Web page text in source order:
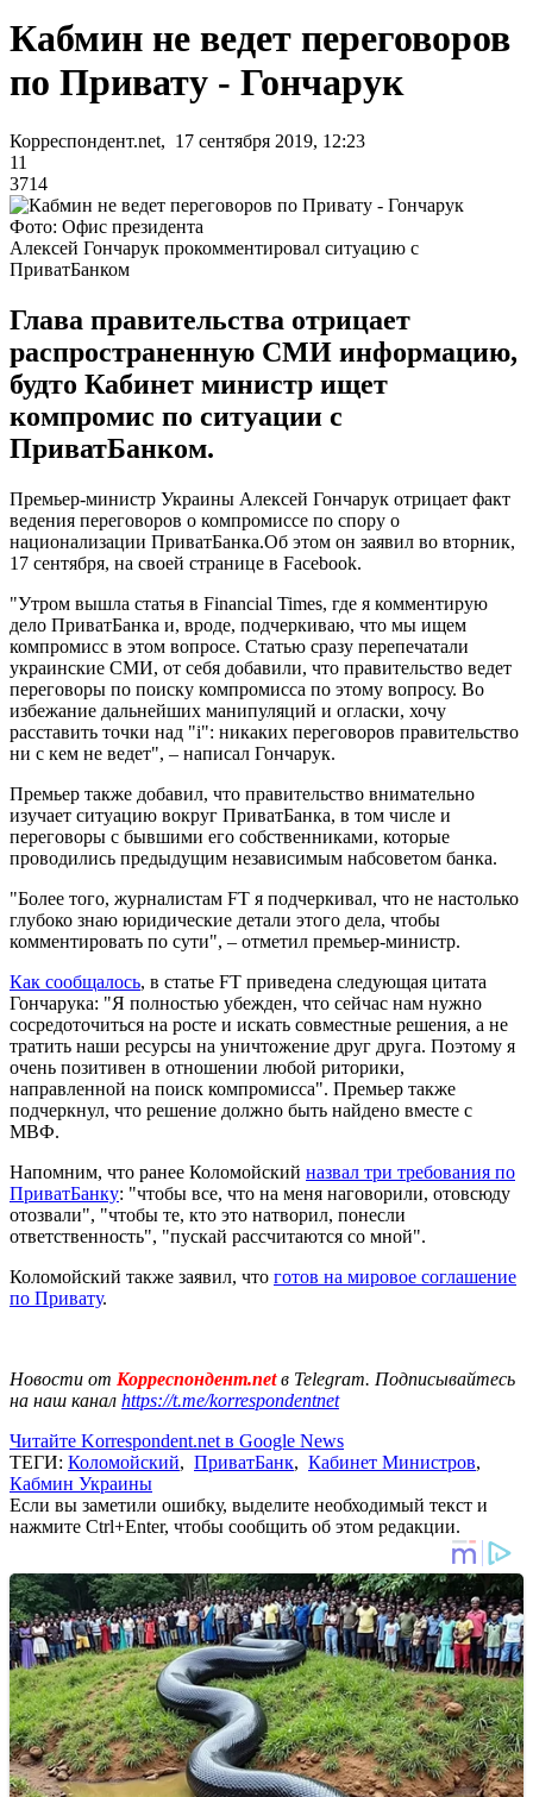
Кабмин не ведет переговоров
по Привату - Гончарук
Корреспондент.net, 17 сентября 2019, 12:23
11
3714
Фото: Офис президента
Алексей Гончарук прокомментировал ситуацию с
ПриватБанком
Глава правительства отрицает
распространенную СМИ информацию,
будто Кабинет министр ищет
компромис по ситуации с
ПриватБанком.
Премьер-министр Украины Алексей Гончарук отрицает факт
ведения переговоров о компромиссе по спору о
национализации ПриватБанка.Об этом он заявил во вторник,
17 сентября, на своей странице в Facebook.
"Утром вышла статья в Financial Times, где я комментирую
дело ПриватБанка и, вроде, подчеркиваю, что мы ищем
компромисс в этом вопросе. Статью сразу перепечатали
украинские СМИ, от себя добавили, что правительство ведет
переговоры по поиску компромисса по этому вопросу. Во
избежание дальнейших манипуляций и огласки, хочу
расставить точки над "і": никаких переговоров правительство
ни с кем не ведет", – написал Гончарук.
Премьер также добавил, что правительство внимательно
изучает ситуацию вокруг ПриватБанка, в том числе и
переговоры с бывшими его собственниками, которые
проводились предыдущим независимым набсоветом банка.
"Более того, журналистам FT я подчеркивал, что не настолько
глубоко знаю юридические детали этого дела, чтобы
комментировать по сути", – отметил премьер-министр.
Как сообщалось, в статье FT приведена следующая цитата
Гончарука: "Я полностью убежден, что сейчас нам нужно
сосредоточиться на росте и искать совместные решения, а не
тратить наши ресурсы на уничтожение друг друга. Поэтому я
очень позитивен в отношении любой риторики,
направленной на поиск компромисса". Премьер также
подчеркнул, что решение должно быть найдено вместе с
МВФ.
Напомним, что ранее Коломойский назвал три требования по
ПриватБанку: "чтобы все, что на меня наговорили, отовсюду
отозвали", "чтобы те, кто это натворил, понесли
ответственность", "пускай рассчитаются со мной".
Коломойский также заявил, что готов на мировое соглашение
по Привату.
Новости от Корреспондент.netв Telegram. Подписывайтесь
на наш канал https://t.me/korrespondentnet
Читайте Korrespondent.net в Google News
ТЕГИ: Коломойский, ПриватБанк, Кабинет Министров,
Кабмин Украины
Если вы заметили ошибку, выделите необходимый текст и
нажмите Ctrl+Enter, чтобы сообщить об этом редакции.